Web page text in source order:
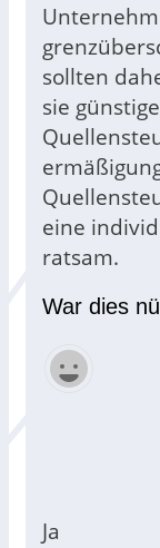
sollten
sie
eine
ratsam.
War dies
Ja